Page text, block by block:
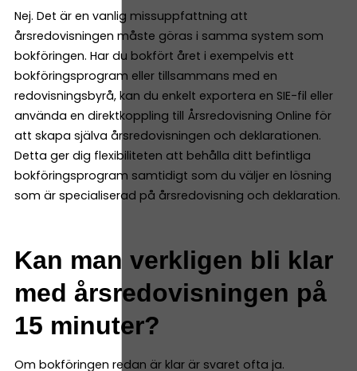
Nej. Det är en vanlig missuppfattning att
årsredovisningen måste göras i samma system som
bokföringen. Har du bokfört året i exempelvis ett
bokföringsprogram eller tillsammans med en
redovisningsbyrå, kan du enkelt exportera en SIE-fil eller
använda en direktkoppling till Årsredovisning Online för
att skapa själva årsredovisningen och deklarationen.
Detta ger dig flexibiliteten att behålla ditt befintliga
bokföringsprogram samtidigt som du väljer en lösning
som är specialiserad på årsredovisning och deklaration.
Kan man verkligen bli klar
med årsredovisningen på
15 minuter?
Om bokföringen redan är klar är svaret ofta ja.